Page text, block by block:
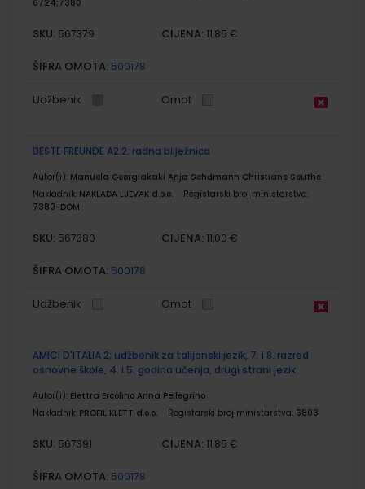
6724;7380
SKU: 567379 CIJENA: 11,85 €
ŠIFRA OMOTA: 500178
Udžbenik Omot
BESTE FREUNDE A2.2; radna bilježnica
Autor(i): Manuela Georgiakaki Anja Schđmann Christiane Seuthe
Nakladnik: NAKLADA LJEVAK d.o.o.
Registarski broj ministarstva:
7380-DOM
SKU: 567380 CIJENA: 11,00 €
ŠIFRA OMOTA: 500178
Udžbenik Omot
AMICI D'ITALIA 2; udžbenik za talijanski jezik, 7. i 8. razred
osnovne škole, 4. i 5. godina učenja, drugi strani jezik
Autor(i): Elettra Ercolino Anna Pellegrino
Nakladnik: PROFIL KLETT d.o.o. Registarski broj ministarstva: 6803
SKU: 567391 CIJENA: 11,85 €
ŠIFRA OMOTA: 500178